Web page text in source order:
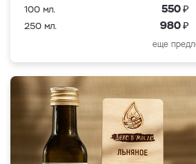
100 мл. 550₽
250 мл. 980₽
еще